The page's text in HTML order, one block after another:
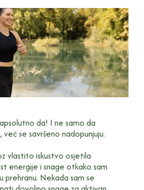
da! I ne samo da
se savršeno nadopunjuju.
vlastito iskustvo osjetila
energije i snage otkako sam
prehranu. Nekada sam se